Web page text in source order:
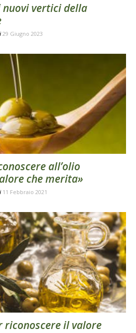
nuovi vertici della
29 Giugno 2023
all’olio
che merita»
11 Febbraio 2021
riconoscere il valore